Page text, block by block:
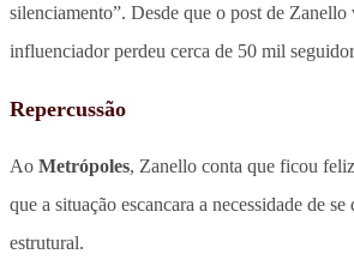
silenciamento”. Desde que o post de
influenciador perdeu cerca de 50 mil
Repercussão
Ao Metrópoles, Zanello conta que ficou
que a situação escancara a necessidade de
estrutural.